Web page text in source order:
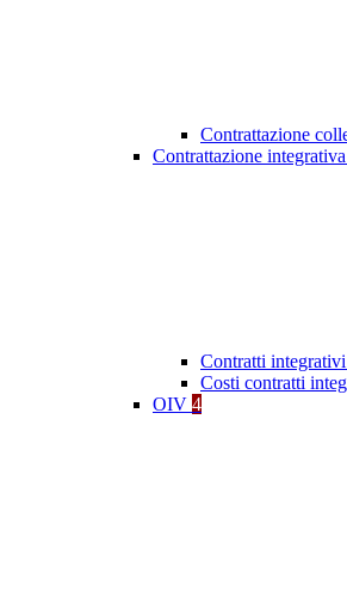
Contrattazione
Contrattazione integrativa
Contratti integrativi
Costi contratti
OIV 4